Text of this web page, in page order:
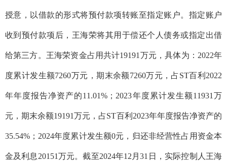
授意，以借款的形式将预付款项转账至指定账户。指定账户
收到预付款项后，王海荣将其用于偿还个人债务或指定出借
给第三方。 王海荣资金占用共计19191万元，具体为：2022年
度累计发生额7260万元，期末余额7260万元，占ST百利2022
年年度报告净资产的11.01%；2023年度累计发生额11931万
元，期末余额19191万元，占ST百利2023年年度报告净资产的
35.54%；2024年度累计发生额0元，归还非经营性占用资金本
金及利息20151万元。截至2024年12月31日，实际控制人王海